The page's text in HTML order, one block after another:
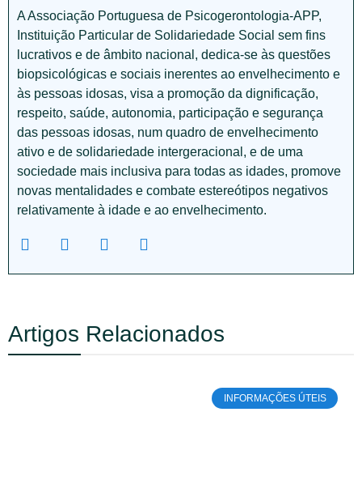
A Associação Portuguesa de Psicogerontologia-APP,
Instituição Particular de Solidariedade Social sem fins
lucrativos e de âmbito nacional, dedica-se às questões
biopsicológicas e sociais inerentes ao envelhecimento e
às pessoas idosas, visa a promoção da dignificação,
respeito, saúde, autonomia, participação e segurança
das pessoas idosas, num quadro de envelhecimento
ativo e de solidariedade intergeracional, e de uma
sociedade mais inclusiva para todas as idades, promove
novas mentalidades e combate estereótipos negativos
relativamente à idade e ao envelhecimento.
Artigos Relacionados
INFORMAÇÕES ÚTEIS